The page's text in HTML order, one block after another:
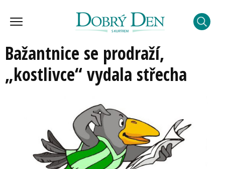
Bažantnice se prodraží,
„kostlivce“ vydala střecha